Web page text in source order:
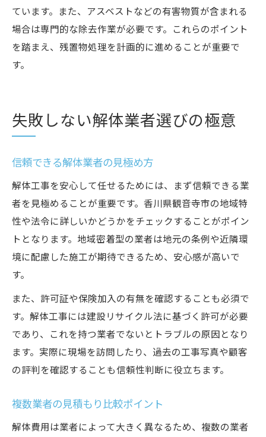
ています。また、アスベストなどの有害物質が含まれる
場合は専門的な除去作業が必要です。これらのポイント
を踏まえ、残置物処理を計画的に進めることが重要で
す。
失敗しない解体業者選びの極意
信頼できる解体業者の見極め方
解体工事を安心して任せるためには、まず信頼できる業
者を見極めることが重要です。香川県観音寺市の地域特
性や法令に詳しいかどうかをチェックすることがポイン
トとなります。地域密着型の業者は地元の条例や近隣環
境に配慮した施工が期待できるため、安心感が高いで
す。
また、許可証や保険加入の有無を確認することも必須で
す。解体工事には建設リサイクル法に基づく許可が必要
であり、これを持つ業者でないとトラブルの原因となり
ます。実際に現場を訪問したり、過去の工事写真や顧客
の評判を確認することも信頼性判断に役立ちます。
複数業者の見積もり比較ポイント
解体費用は業者によって大きく異なるため、複数の業者